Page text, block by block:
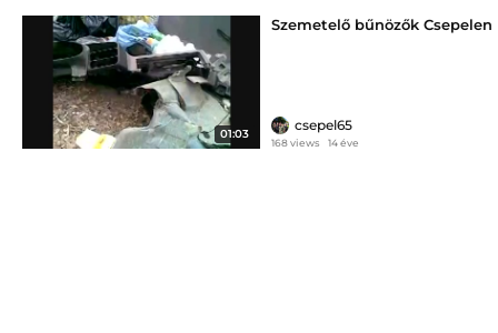
01:03
Szemetelő bűnözők Csepelen
csepel65
168 views 14 éve